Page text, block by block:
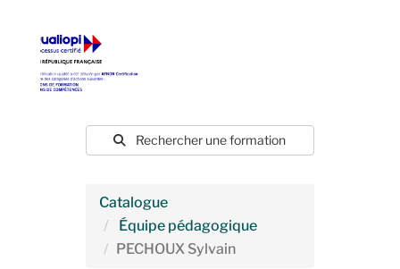
Rechercher une formation
Catalogue
Équipe pédagogique
PECHOUX Sylvain